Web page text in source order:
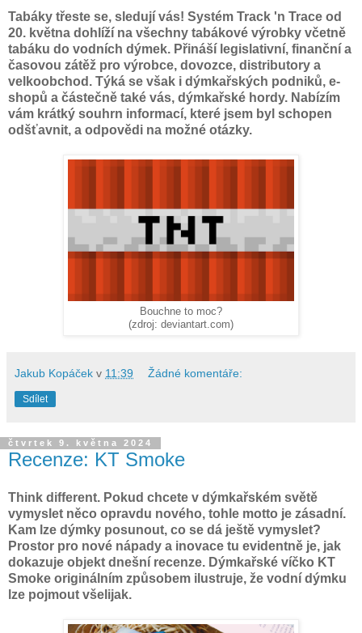
Tabáky třeste se, sledují vás! Systém Track 'n Trace od
20. května dohlíží na všechny tabákové výrobky včetně
tabáku do vodních dýmek. Přináší legislativní, finanční a
časovou zátěž pro výrobce, dovozce, distributory a
velkoobchod. Týká se však i dýmkařských podniků, e-
shopů a částečně také vás, dýmkařské hordy. Nabízím
vám krátký souhrn informací, které jsem byl schopen
odšťavnit, a odpovědi na možné otázky.
Bouchne to moc?
(zdroj: deviantart.com)
Jakub Kopáček v 11:39 Žádné komentáře:
Sdílet
čtvrtek 9. května 2024
Recenze: KT Smoke
Think different. Pokud chcete v dýmkařském světě
vymyslet něco opravdu nového, tohle motto je zásadní.
Kam lze dýmky posunout, co se dá ještě vymyslet?
Prostor pro nové nápady a inovace tu evidentně je, jak
dokazuje objekt dnešní recenze. Dýmkařské víčko KT
Smoke originálním způsobem ilustruje, že vodní dýmku
lze pojmout všelijak.